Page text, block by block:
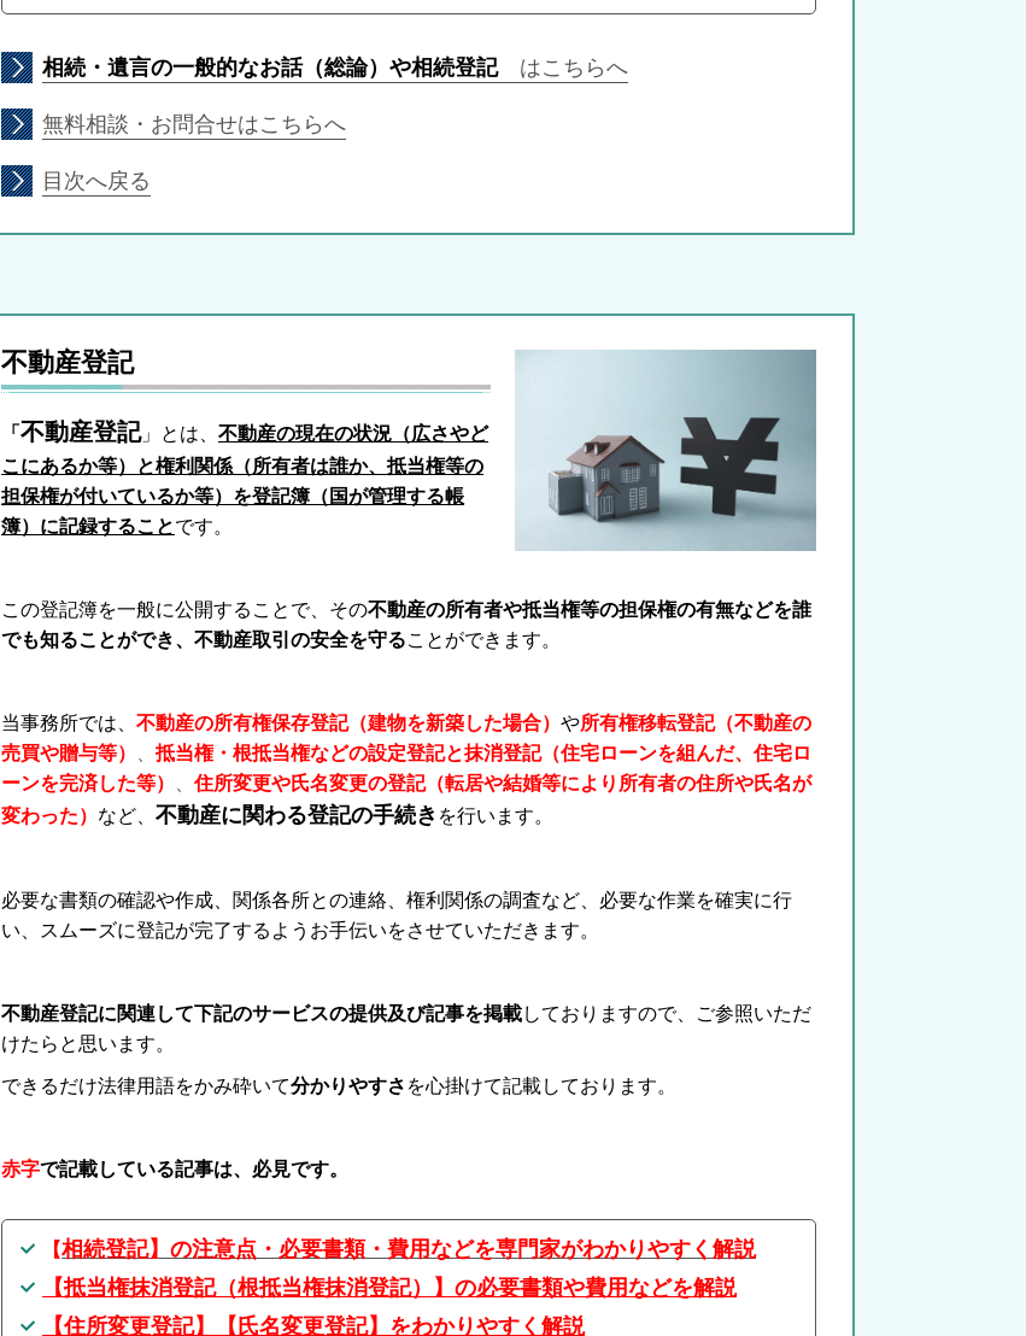
相続・遺言の一般的なお話（総論）や相続登記 はこちらへ
無料相談・ お問合せはこちらへ
目次へ戻る
不動産登記
「 不動産登記」とは、 不動産の現在の状況（広さやど
こにあるか等）と権利関係（所有者は誰か、抵当権等の
担保権が付いているか等）を登記簿（国が管理する帳
簿）に記録することです。
この登記簿を一般に公開することで、その不動産の所有者や抵当権等の担保権の有無などを誰
でも知ることができ、不動産取引の安全を守ることができます。
当事務所では、 不動産の所有権保存登記（建物を新築した場合） や所有権移転登記（不動産の
売買や贈与等）
抵当権・根抵当権などの設定登記と抹消登記（住宅ローンを組んだ、住宅ロ
ーンを完済した等）
住所変更や氏名変更の登記（転居や結婚等により所有者の住所や氏名が
変わった） など、 不動産に関わる登記の手続き を行います。
必要な書類の確認や作成、関係各所との連絡、権利関係の調査など、必要な作業を確実に行
い、スムーズに登記が完了するようお手伝いをさせていただきます。
不動産登記に関連して下記のサービスの提供及び記事を掲載しておりますので、ご参照いただ
けたらと思います。
できるだけ法律用語をかみ砕いて分かりやすさ を心掛けて記載しております。
赤字で記載している記事は、必見です。
【相続登記】の注意点・必要書類・費用などを専門家がわかりやすく解説
【抵当権抹消登記（根抵当権抹消登記）】の必要書類や費用などを解説
【住所変更登記】【氏名変更登記】をわかりやすく解説